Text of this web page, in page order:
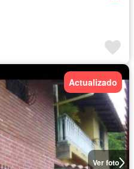
Ver foto
Actualizado